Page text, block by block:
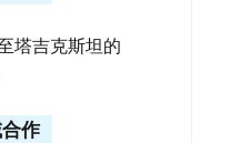
塔吉克斯坦的
作